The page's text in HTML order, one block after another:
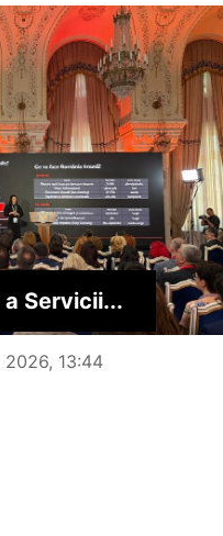
Servicii...
13:44